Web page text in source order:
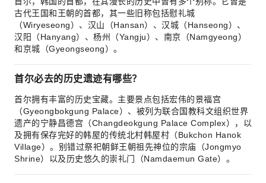
古代王国和王朝的首都，其一些旧称包括慰礼城
（Wiryeseong）、汉山（Hansan）、汉城（Hanseong）、
汉阳（Hanyang）、杨州（Yangju）、南京（Namgyeong）
和京城（Gyeongseong）。
首尔必去的历史遗迹有哪些？
首尔拥有丰富的历史宝藏。主要景点包括宏伟的景福宫
（Gyeongbokgung Palace）、被列为联合国教科文组织世界
遗产的宁静昌德宫（Changdeokgung Palace Complex），以
及拥有保存完好的韩屋的传统北村韩屋村（Bukchon Hanok
Village）。别错过祭祀朝鲜王朝祖先神位的宗庙（Jongmyo
Shrine）以及历史悠久的崇礼门（Namdaemun Gate）。